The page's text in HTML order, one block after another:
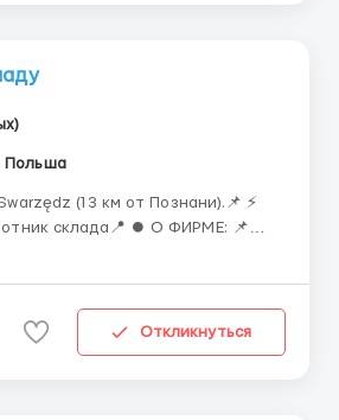
Польша
(13 км от Познани).📌 ⚡
⏺ О ФИРМЕ: 📌
предоставляет услуги в
- после 26 лет🔥 ● 15.91 зл/
Откликнуться